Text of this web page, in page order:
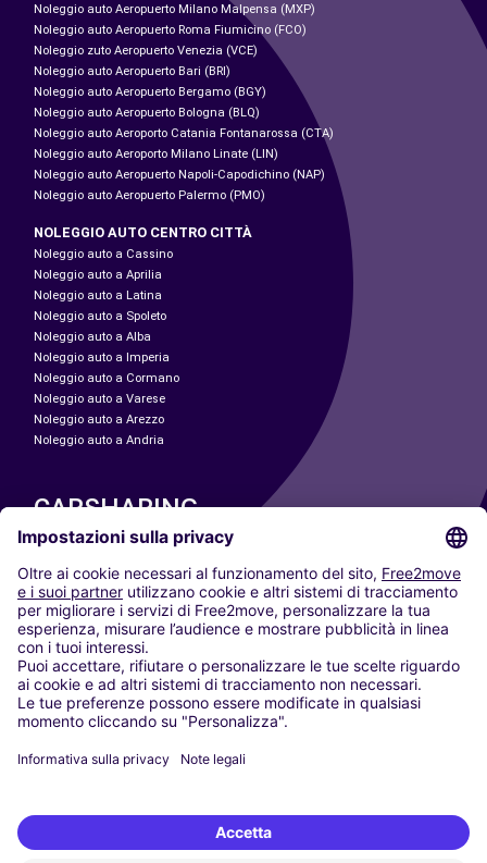
Noleggio auto Aeropuerto Milano Malpensa (MXP)
Noleggio auto Aeropuerto Roma Fiumicino (FCO)
Noleggio zuto Aeropuerto Venezia (VCE)
Noleggio auto Aeropuerto Bari (BRI)
Noleggio auto Aeropuerto Bergamo (BGY)
Noleggio auto Aeropuerto Bologna (BLQ)
Noleggio auto Aeroporto Catania Fontanarossa (CTA)
Noleggio auto Aeroporto Milano Linate (LIN)
Noleggio auto Aeropuerto Napoli-Capodichino (NAP)
Noleggio auto Aeropuerto Palermo (PMO)
NOLEGGIO AUTO CENTRO CITTÀ
Noleggio auto a Cassino
Noleggio auto a Aprilia
Noleggio auto a Latina
Noleggio auto a Spoleto
Noleggio auto a Alba
Noleggio auto a Imperia
Noleggio auto a Cormano
Noleggio auto a Varese
Noleggio auto a Arezzo
Noleggio auto a Andria
CARSHARING
LE NOSTRE CITTÀ
Paris
Madrid
Washington DC
Milano
Roma
Torino
Vienna
Berlino
Düsseldorf